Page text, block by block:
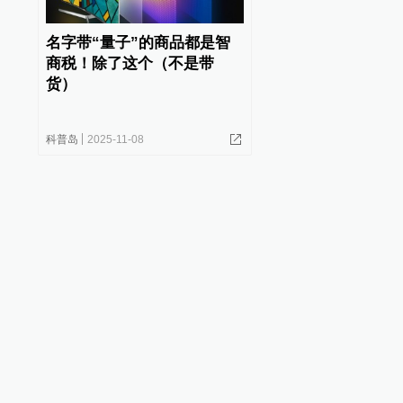
名字带“量子”的商品都是智
商税！除了这个（不是带
货）
科普岛 2025-11-08